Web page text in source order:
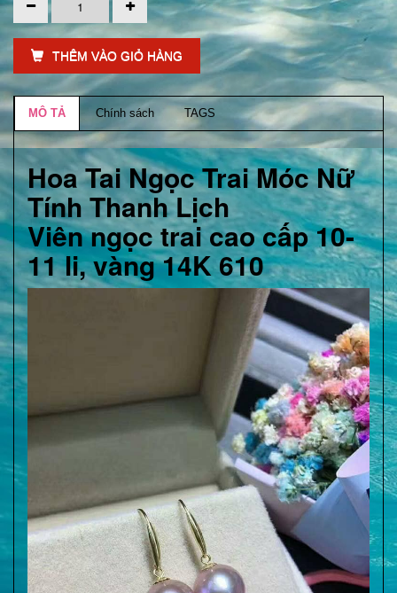
THÊM VÀO GIỎ HÀNG
MÔ TẢ Chính sách TAGS
Hoa Tai Ngọc Trai Móc Nữ
Tính Thanh Lịch
Viên ngọc trai cao cấp 10-
11 li, vàng 14K 610